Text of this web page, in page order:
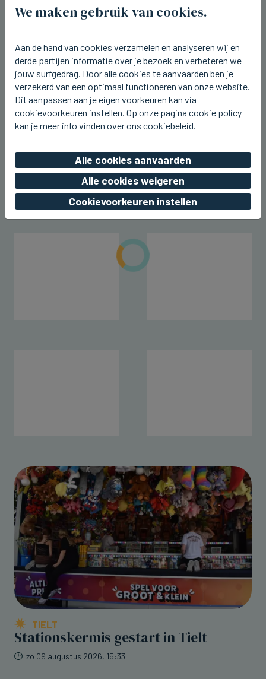
Vandaag laatste dag van het Hap
Foodtruckfestival in Bredene
zo 09 augustus 2026, 15:41
TIELT
Stationskermis gestart in Tielt
zo 09 augustus 2026, 15:33
We maken gebruik van cookies.
Aan de hand van cookies verzamelen en analyseren wij en
derde partijen informatie over je bezoek en verbeteren we
jouw surfgedrag. Door alle cookies te aanvaarden ben je
verzekerd van een optimaal functioneren van onze website.
Dit aanpassen aan je eigen voorkeuren kan via
cookievoorkeuren instellen. Op onze pagina cookie policy
kan je meer info vinden over ons cookiebeleid.
Alle cookies aanvaarden
Alle cookies weigeren
Cookievoorkeuren instellen